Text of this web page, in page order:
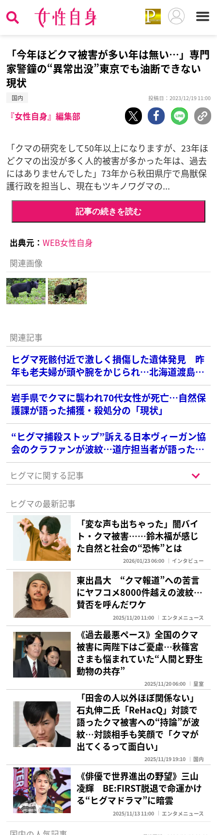
「今年ほどクマ被害が多い年は無い…」専門
家警鐘の“異常出没”東京でも油断できない
現状
国内 投稿日：2023/12/19 11:00
『女性自身』編集部
「クマの研究をして50年以上になりますが、23年ほ
どクマの出没が多く人的被害が多かった年は、過去
にはありませんでした」73年から秋田県庁で鳥獣保
護行政を担当し、現在もツキノワグマの...
記事の続きを読む
出典元： WEB女性自身
関連画像
関連記事
ヒグマ死骸付近で激しく損傷した遺体発見 昨
年も老夫婦が頭や腕をかじられ…北海道渡島半
島の惨状
岩手県でクマに襲われ70代女性が死亡…自然保
護課が語った捕獲・殺処分の「現状」
“ヒグマ捕殺ストップ”訴える日本ヴィーガン協
会のクラファンが波紋…道庁担当者が語った活
動への“見解”
ヒグマに関する記事
ヒグマの最新記事
「変な声も出ちゃった」闇バイ
ト・クマ被害……鈴木福が感じ
た自然と社会の“恐怖”とは
2026/01/23 06:00 インタビュー
東出昌大 “クマ報道”への苦言
にヤフコメ8000件越えの波紋…
賛否を呼んだワケ
2025/11/20 11:00 エンタメニュース
《過去最悪ペース》全国のクマ
被害に両陛下はご憂慮…秋篠宮
さまも悩まれていた“人間と野生
動物の共存”
2025/11/20 06:00 皇室
「田舎の人以外ほぼ関係ない」
石丸伸二氏「ReHacQ」対談で
語ったクマ被害への“持論”が波
紋…対談相手も笑顔で「クマが
出てくるって面白い」
2025/11/19 19:10 国内
《俳優で世界進出の野望》三山
凌輝 BE:FIRST脱退で命運かけ
る“ヒグマドラマ”に暗雲
2025/11/13 11:00 エンタメニュース